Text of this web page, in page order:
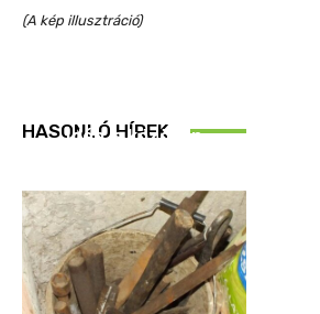
(A kép illusztráció)
HASONLÓ HÍREK
Idén is közösen